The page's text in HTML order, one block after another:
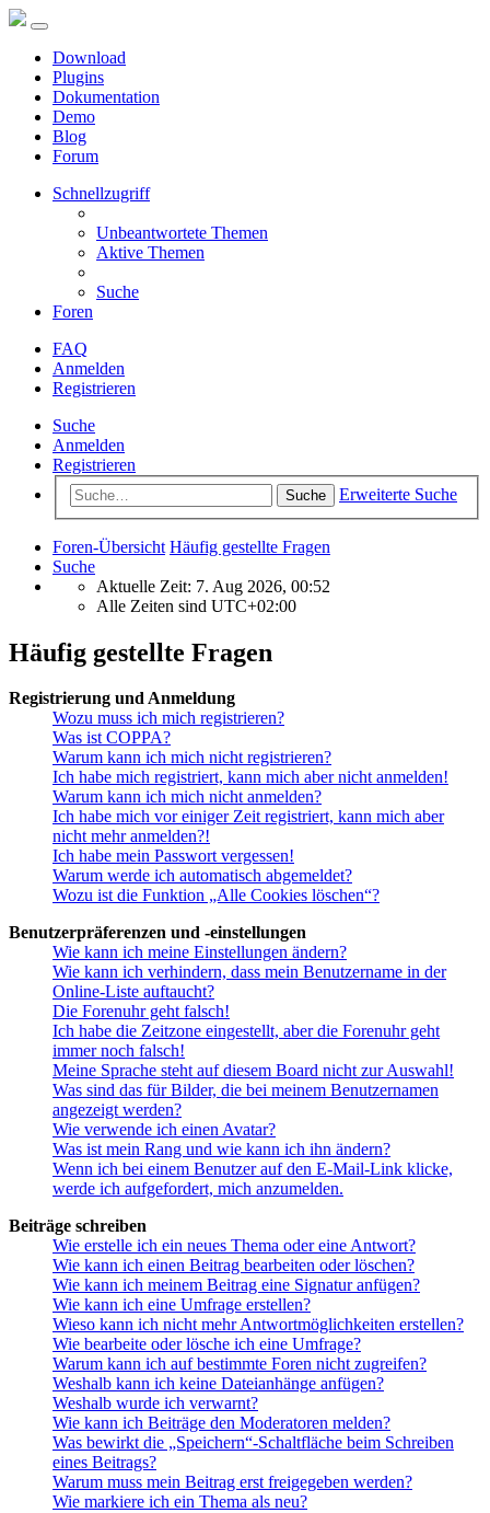
Download
Plugins
Dokumentation
Demo
Blog
Forum
Schnellzugriff
Unbeantwortete Themen
Aktive Themen
Suche
Foren
FAQ
Anmelden
Registrieren
Suche
Anmelden
Registrieren
Suche Erweiterte Suche
Foren-Übersicht Häufig gestellte Fragen
Suche
Aktuelle Zeit: 7. Aug 2026, 00:52
Alle Zeiten sind UTC+02:00
Häufig gestellte Fragen
Registrierung und Anmeldung
Wozu muss ich mich registrieren?
Was ist COPPA?
Warum kann ich mich nicht registrieren?
Ich habe mich registriert, kann mich aber nicht anmelden!
Warum kann ich mich nicht anmelden?
Ich habe mich vor einiger Zeit registriert, kann mich aber
nicht mehr anmelden?!
Ich habe mein Passwort vergessen!
Warum werde ich automatisch abgemeldet?
Wozu ist die Funktion „Alle Cookies löschen“?
Benutzerpräferenzen und -einstellungen
Wie kann ich meine Einstellungen ändern?
Wie kann ich verhindern, dass mein Benutzername in der
Online-Liste auftaucht?
Die Forenuhr geht falsch!
Ich habe die Zeitzone eingestellt, aber die Forenuhr geht
immer noch falsch!
Meine Sprache steht auf diesem Board nicht zur Auswahl!
Was sind das für Bilder, die bei meinem Benutzernamen
angezeigt werden?
Wie verwende ich einen Avatar?
Was ist mein Rang und wie kann ich ihn ändern?
Wenn ich bei einem Benutzer auf den E-Mail-Link klicke,
werde ich aufgefordert, mich anzumelden.
Beiträge schreiben
Wie erstelle ich ein neues Thema oder eine Antwort?
Wie kann ich einen Beitrag bearbeiten oder löschen?
Wie kann ich meinem Beitrag eine Signatur anfügen?
Wie kann ich eine Umfrage erstellen?
Wieso kann ich nicht mehr Antwortmöglichkeiten erstellen?
Wie bearbeite oder lösche ich eine Umfrage?
Warum kann ich auf bestimmte Foren nicht zugreifen?
Weshalb kann ich keine Dateianhänge anfügen?
Weshalb wurde ich verwarnt?
Wie kann ich Beiträge den Moderatoren melden?
Was bewirkt die „Speichern“-Schaltfläche beim Schreiben
eines Beitrags?
Warum muss mein Beitrag erst freigegeben werden?
Wie markiere ich ein Thema als neu?